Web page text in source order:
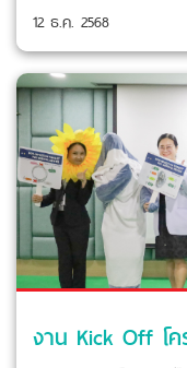
12 ธ.ค. 2568